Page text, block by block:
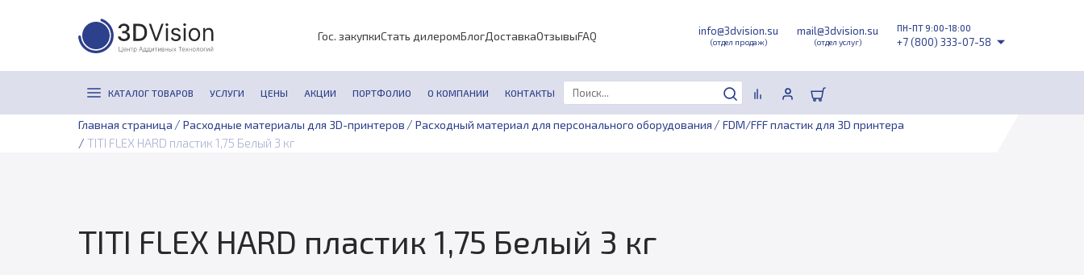
Гос. закупкиСтать дилеромБлогДоставкаОтзывыFAQ info@3dvision.su
(отдел продаж)
mail@3dvision.su
(отдел услуг)
ПН-ПТ 9:00-18:00
+7 (800) 333-07-58
КАТАЛОГ ТОВАРОВ УСЛУГИ ЦЕНЫ АКЦИИ ПОРТФОЛИО О КОМПАНИИ КОНТАКТЫ
Главная страница / Расходные материалы для 3D-принтеров / Расходный материал для персонального оборудования / FDM/FFF пластик для 3D принтера
/ TITI FLEX HARD пластик 1,75 Белый 3 кг
TITI FLEX HARD пластик 1,75 Белый 3 кг